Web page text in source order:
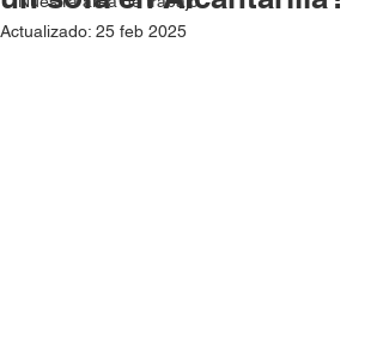
Actualizado: 25 feb 2025